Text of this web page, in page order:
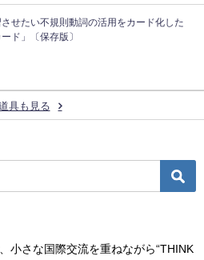
させたい不規則動詞の活用をカード化した
ド」〔保存版〕
具も見る
小さな国際交流を重ねながら“THINK